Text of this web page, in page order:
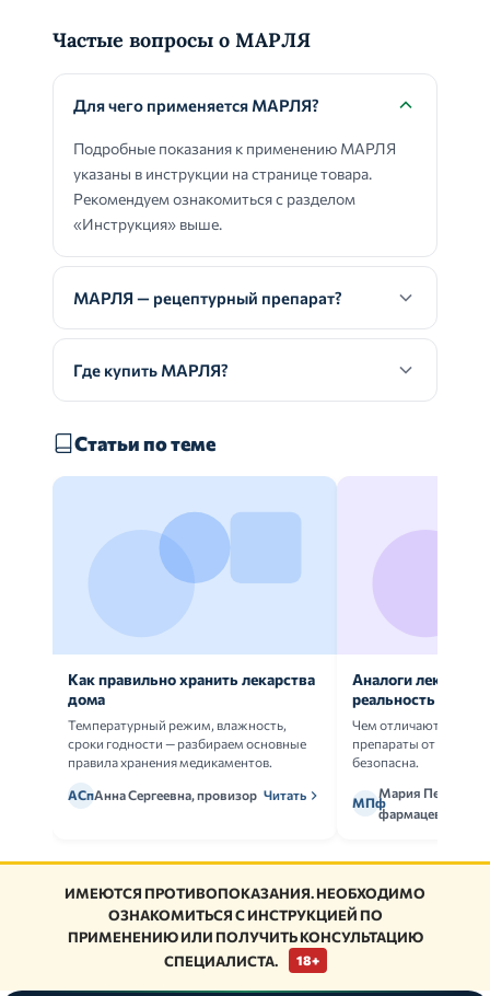
Частые вопросы о МАРЛЯ
Для чего применяется МАРЛЯ?
Подробные показания к применению МАРЛЯ
указаны в инструкции на странице товара.
Рекомендуем ознакомиться с разделом
«Инструкция» выше.
МАРЛЯ — рецептурный препарат?
Где купить МАРЛЯ?
Статьи по теме
Как правильно хранить лекарства
дома
Температурный режим, влажность,
сроки годности — разбираем основные
правила хранения медикаментов.
АСпАнна Сергеевна, провизор Читать
Аналоги
реальность
Чем отличаются
препараты от
безопасна.
МПф
Мария Петрова,
фармацевт
ИМЕЮТСЯ ПРОТИВОПОКАЗАНИЯ. НЕОБХОДИМО
ОЗНАКОМИТЬСЯ С ИНСТРУКЦИЕЙ ПО
ПРИМЕНЕНИЮ ИЛИ ПОЛУЧИТЬ КОНСУЛЬТАЦИЮ
СПЕЦИАЛИСТА.
18+